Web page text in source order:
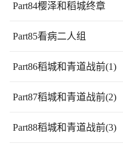
Part84樱泽和稻城终章
Part85看病二人组
Part86稻城和青道战前(1)
Part87稻城和青道战前(2)
Part88稻城和青道战前(3)